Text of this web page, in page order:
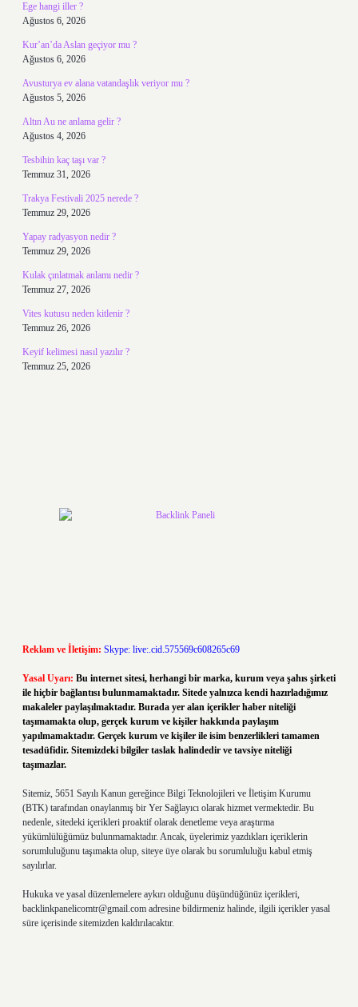
Ege hangi iller ?
Ağustos 6, 2026
Kur’an’da Aslan geçiyor mu ?
Ağustos 6, 2026
Avusturya ev alana vatandaşlık veriyor mu ?
Ağustos 5, 2026
Altın Au ne anlama gelir ?
Ağustos 4, 2026
Tesbihin kaç taşı var ?
Temmuz 31, 2026
Trakya Festivali 2025 nerede ?
Temmuz 29, 2026
Yapay radyasyon nedir ?
Temmuz 29, 2026
Kulak çınlatmak anlamı nedir ?
Temmuz 27, 2026
Vites kutusu neden kitlenir ?
Temmuz 26, 2026
Keyif kelimesi nasıl yazılır ?
Temmuz 25, 2026
Reklam ve İletişim: Skype: live:.cid.575569c608265c69
Yasal Uyarı: Bu internet sitesi, herhangi bir marka, kurum veya şahıs şirketi
ile hiçbir bağlantısı bulunmamaktadır. Sitede yalnızca kendi hazırladığımız
makaleler paylaşılmaktadır. Burada yer alan içerikler haber niteliği
taşımamakta olup, gerçek kurum ve kişiler hakkında paylaşım
yapılmamaktadır. Gerçek kurum ve kişiler ile isim benzerlikleri tamamen
tesadüfidir. Sitemizdeki bilgiler taslak halindedir ve tavsiye niteliği
taşımazlar.
Sitemiz, 5651 Sayılı Kanun gereğince Bilgi Teknolojileri ve İletişim Kurumu
(BTK) tarafından onaylanmış bir Yer Sağlayıcı olarak hizmet vermektedir. Bu
nedenle, sitedeki içerikleri proaktif olarak denetleme veya araştırma
yükümlülüğümüz bulunmamaktadır. Ancak, üyelerimiz yazdıkları içeriklerin
sorumluluğunu taşımakta olup, siteye üye olarak bu sorumluluğu kabul etmiş
sayılırlar.
Hukuka ve yasal düzenlemelere aykırı olduğunu düşündüğünüz içerikleri,
backlinkpanelicomtr@gmail.com adresine bildirmeniz halinde, ilgili içerikler yasal
süre içerisinde sitemizden kaldırılacaktır.